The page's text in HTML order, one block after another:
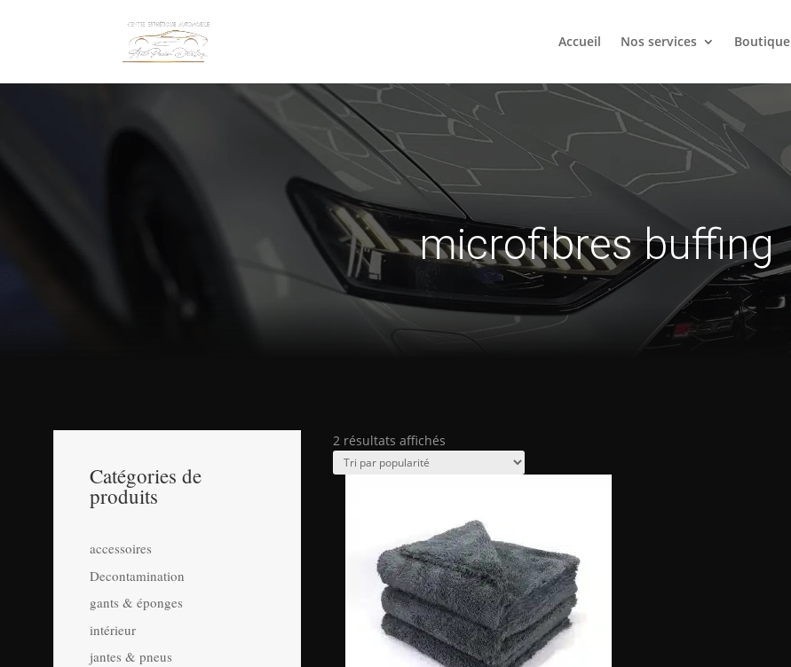
Accueil Nos services Boutique
microfibres buffing
Catégories de
produits
accessoires
Decontamination
gants & éponges
intérieur
jantes & pneus
2 résultats affichés